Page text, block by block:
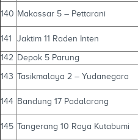
140 Makassar 5 – Pettarani
141 Jaktim 11 Raden Inten
142 Depok 5 Parung
143 Tasikmalaya 2 – Yudanegara
144 Bandung 17 Padalarang
145 Tangerang 10 Raya Kutabumi